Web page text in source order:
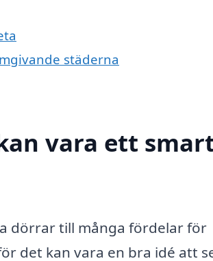
städerna
vara ett
dörrar till många fördelar för
det kan vara en bra idé att